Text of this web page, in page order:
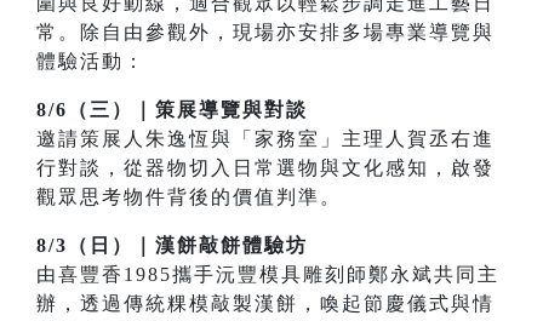
常。除自由參觀外，現場亦安排多場專業導覽與
體驗活動：
8/6（三）｜策展導覽與對談
邀請策展人朱逸恆與「家務室」主理人賀丞右進
行對談，從器物切入日常選物與文化感知，啟發
觀眾思考物件背後的價值判準。
8/3（日）｜漢餅敲餅體驗坊
由喜豐香1985攜手沅豐模具雕刻師鄭永斌共同主
辦，透過傳統粿模敲製漢餅，喚起節慶儀式與情